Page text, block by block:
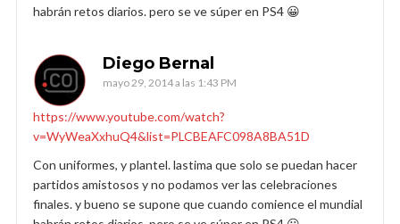
habrán retos diarios. pero se ve súper en PS4 😀
Diego Bernal
mayo 29, 2014 a las 1:43 PM
https://www.youtube.com/watch?
v=WyWeaXxhuQ4&list=PLCBEAFC098A8BA51D
Con uniformes, y plantel. lastima que solo se puedan hacer
partidos amistosos y no podamos ver las celebraciones
finales. y bueno se supone que cuando comience el mundial